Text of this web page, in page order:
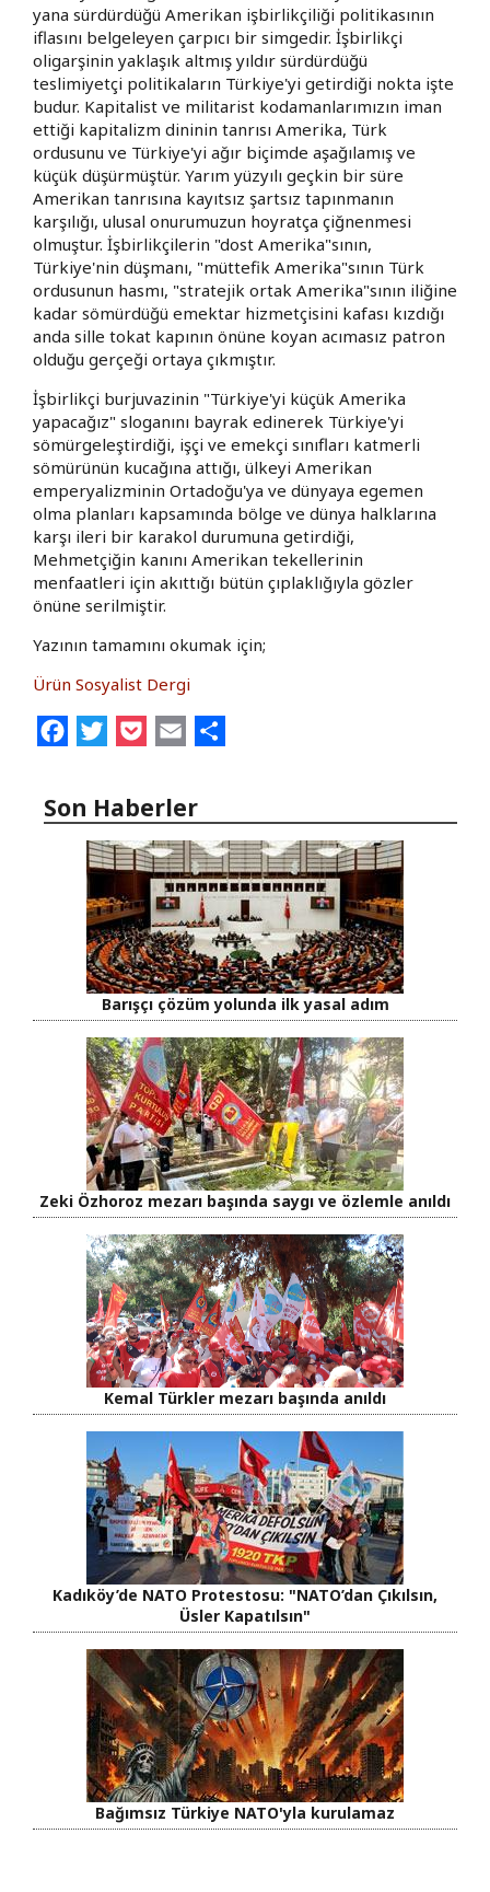
yana sürdürdüğü Amerikan işbirlikçiliği politikasının
iflasını belgeleyen çarpıcı bir simgedir. İşbirlikçi
oligarşinin yaklaşık altmış yıldır sürdürdüğü
teslimiyetçi politikaların Türkiye'yi getirdiği nokta işte
budur. Kapitalist ve militarist kodamanlarımızın iman
ettiği kapitalizm dininin tanrısı Amerika, Türk
ordusunu ve Türkiye'yi ağır biçimde aşağılamış ve
küçük düşürmüştür. Yarım yüzyılı geçkin bir süre
Amerikan tanrısına kayıtsız şartsız tapınmanın
karşılığı, ulusal onurumuzun hoyratça çiğnenmesi
olmuştur. İşbirlikçilerin "dost Amerika"sının,
Türkiye'nin düşmanı, "müttefik Amerika"sının Türk
ordusunun hasmı, "stratejik ortak Amerika"sının iliğine
kadar sömürdüğü emektar hizmetçisini kafası kızdığı
anda sille tokat kapının önüne koyan acımasız patron
olduğu gerçeği ortaya çıkmıştır.
İşbirlikçi burjuvazinin "Türkiye'yi küçük Amerika
yapacağız" sloganını bayrak edinerek Türkiye'yi
sömürgeleştirdiği, işçi ve emekçi sınıfları katmerli
sömürünün kucağına attığı, ülkeyi Amerikan
emperyalizminin Ortadoğu'ya ve dünyaya egemen
olma planları kapsamında bölge ve dünya halklarına
karşı ileri bir karakol durumuna getirdiği,
Mehmetçiğin kanını Amerikan tekellerinin
menfaatleri için akıttığı bütün çıplaklığıyla gözler
önüne serilmiştir.
Yazının tamamını okumak için;
Ürün Sosyalist Dergi
FacebookTwitterPocketEmail
Son Haberler
Barışçı çözüm yolunda ilk yasal adım
Zeki Özhoroz mezarı başında saygı ve özlemle anıldı
Kemal Türkler mezarı başında anıldı
Kadıköy’de NATO Protestosu: "NATO’dan Çıkılsın,
Üsler Kapatılsın"
Bağımsız Türkiye NATO'yla kurulamaz